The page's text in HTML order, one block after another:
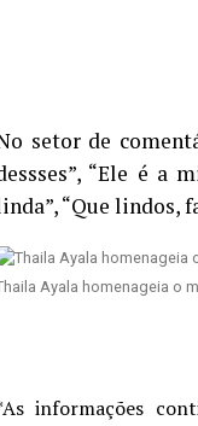
setor de
“Ele é a
“Que lindos,
Ayala homenageia o
informações